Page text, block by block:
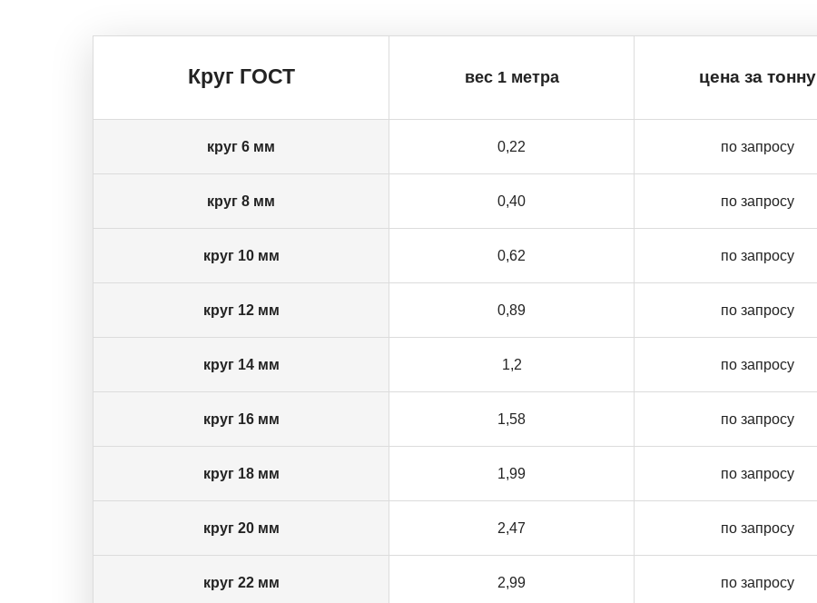
Круг ГОСТ вес 1 метра цена за тонну
круг 6 мм 0,22 по запросу
круг 8 мм 0,40 по запросу
круг 10 мм 0,62 по запросу
круг 12 мм 0,89 по запросу
круг 14 мм 1,2 по запросу
круг 16 мм 1,58 по запросу
круг 18 мм 1,99 по запросу
круг 20 мм 2,47 по запросу
круг 22 мм 2,99 по запросу